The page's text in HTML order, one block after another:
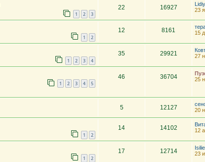
1 2 3
22 16927
23
1 2
12 8161
15
1 2 3 4
35 29921
27
1 2 3 4 5
46 36704
25
5 12127
20
1 2
14 14102
12
1 2
17 12714
23